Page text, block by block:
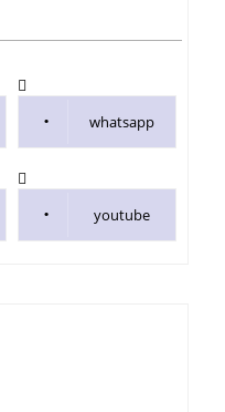
whatsapp
youtube